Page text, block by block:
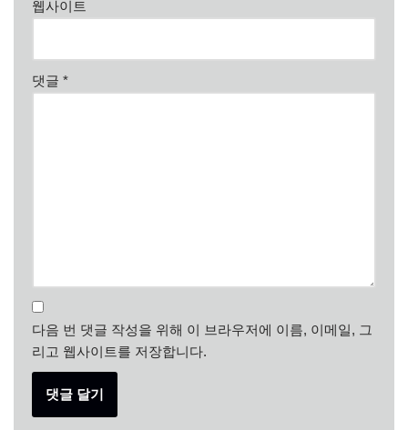
웹사이트
댓글 *
다음 번 댓글 작성을 위해 이 브라우저에 이름, 이메일, 그
리고 웹사이트를 저장합니다.